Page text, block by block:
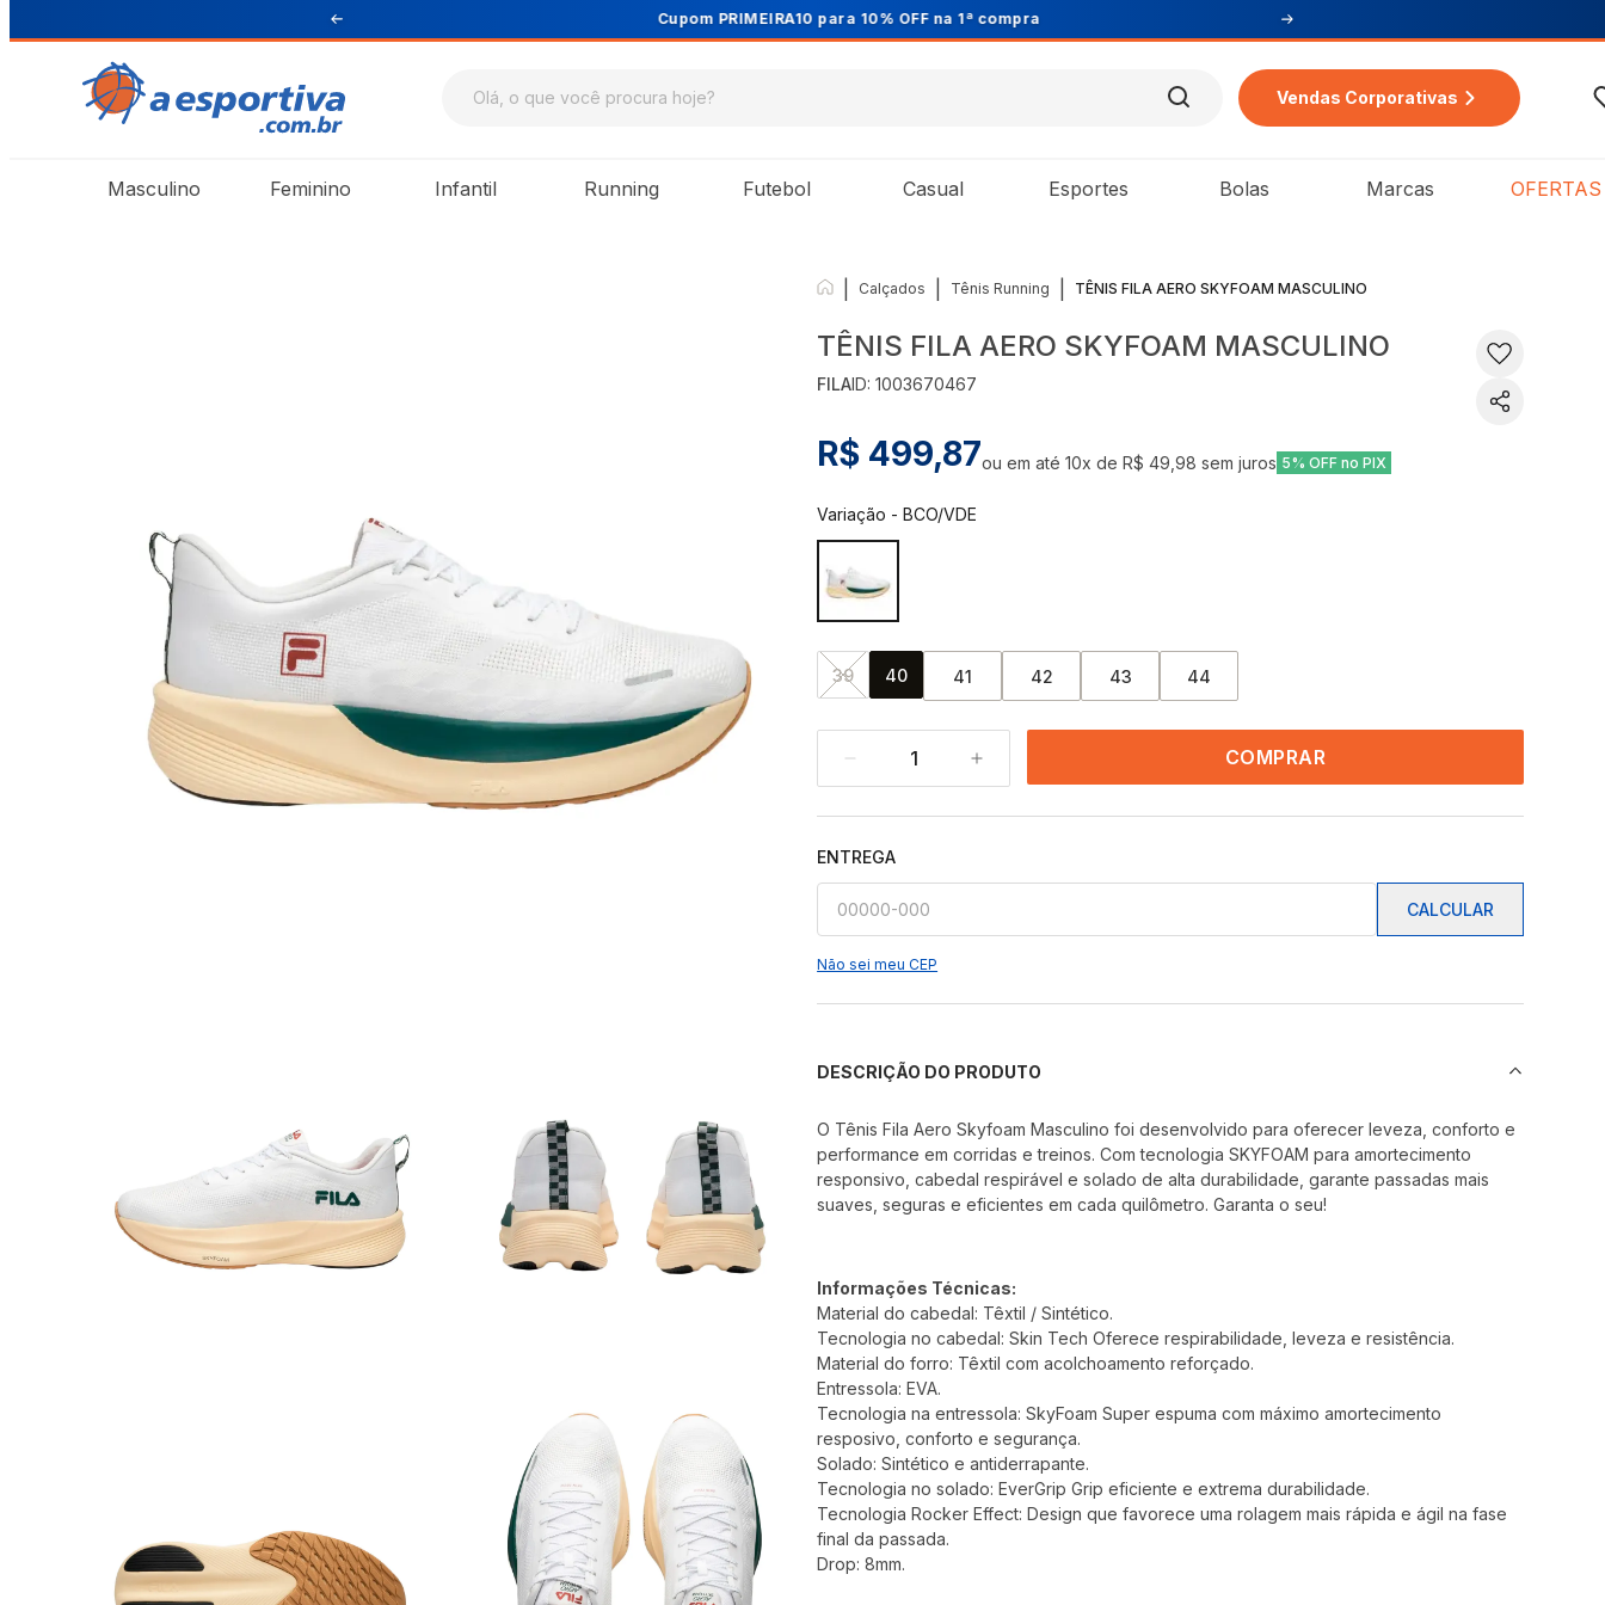
Cupom PRIMEIRA10 para 10% OFF na 1ª compra
Vendas Corporativas
Masculino Feminino Infantil Running Futebol Casual Esportes Bolas Marcas OFERTAS
Calçados Tênis Running TÊNIS FILA AERO SKYFOAM MASCULINO
TÊNIS FILA AERO SKYFOAM MASCULINO
FILAID:1003670467
R$ 499,87ou em até10x deR$ 49,98 sem juros 5% OFF no PIX
Variação -BCO/VDE
39 40 41 42 43 44
1 COMPRAR
ENTREGA
CALCULAR
Não sei meu CEP
DESCRIÇÃO DO PRODUTO
O Tênis Fila Aero Skyfoam Masculino foi desenvolvido para oferecer leveza, conforto e
performance em corridas e treinos. Com tecnologia SKYFOAM para amortecimento
responsivo, cabedal respirável e solado de alta durabilidade, garante passadas mais
suaves, seguras e eficientes em cada quilômetro. Garanta o seu!
Informações Técnicas:
Material do cabedal: Têxtil / Sintético.
Tecnologia no cabedal: Skin Tech Oferece respirabilidade, leveza e resistência.
Material do forro: Têxtil com acolchoamento reforçado.
Entressola: EVA.
Tecnologia na entressola: SkyFoam Super espuma com máximo amortecimento
resposivo, conforto e segurança.
Solado: Sintético e antiderrapante.
Tecnologia no solado: EverGrip Grip eficiente e extrema durabilidade.
Tecnologia Rocker Effect: Design que favorece uma rolagem mais rápida e ágil na fase
final da passada.
Drop: 8mm.